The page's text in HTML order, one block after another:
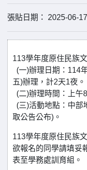
張貼日期： 2025-06-
113學年度原住民族
(一)辦理日期：114
五)辦理，計2天1夜。
(二)辦理時間：上午
(三)活動地點：中部
取公告公布)。
113學年度原住民族
欲報名的同學請填妥
表至學務處訓育組。